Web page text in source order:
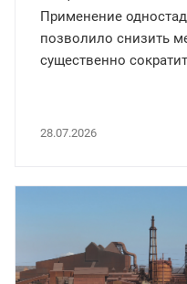
28.07.2026
Применение
позволило снизить
существенно